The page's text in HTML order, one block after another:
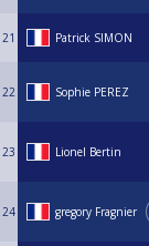
21 Patrick SIMON
22 Sophie PEREZ
23 Lionel Bertin
24 gregory Fragnier